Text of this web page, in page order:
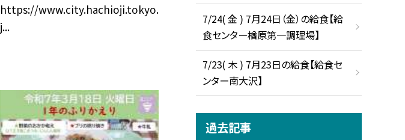
https://www.city.hachioji.tokyo.
j...
7/24( 金 ) 7月24日（金）の給食【給
食センター楢原第一調理場】
7/23( 木 ) 7月23日の給食【給食セ
ンター南大沢】
過去記事